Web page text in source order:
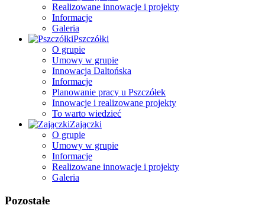
Realizowane innowacje i projekty
Informacje
Galeria
Pszczółki
O grupie
Umowy w grupie
Innowacja Daltońska
Informacje
Planowanie pracy u Pszczółek
Innowacje i realizowane projekty
To warto wiedzieć
Zajączki
O grupie
Umowy w grupie
Informacje
Realizowane innowacje i projekty
Galeria
Pozostałe